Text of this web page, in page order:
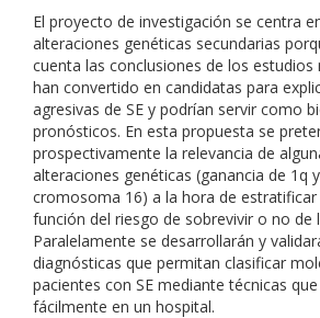
El proyecto de investigación se centra
alteraciones genéticas secundarias
cuenta las conclusiones de los estudios
han convertido en candidatas para
agresivas de SE y podrían servir como
pronósticos. En esta propuesta se
prospectivamente la relevancia de
alteraciones genéticas (ganancia de 1q
cromosoma 16) a la hora de
función del riesgo de sobrevivir o no de
Paralelamente se desarrollarán y
diagnósticas que permitan clasificar
pacientes con SE mediante técnicas
fácilmente en un hospital.